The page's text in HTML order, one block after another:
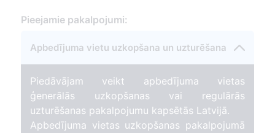
Pieejamie pakalpojumi:
Apbedījuma vietu uzkopšana un uzturēšana
Piedāvājam veikt apbedījuma vietas
ģenerālās uzkopšanas vai regulārās
uzturēšanas pakalpojumu kapsētās Latvijā.
Apbedījuma vietas uzkopšanas pakalpojumā